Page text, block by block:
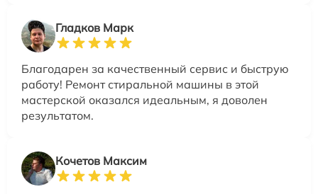
Гладков Марк
Благодарен за качественный сервис и быструю
работу! Ремонт стиральной машины в этой
мастерской оказался идеальным, я доволен
результатом.
Кочетов Максим